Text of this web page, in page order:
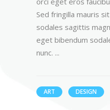
Sed fringilla mauris
sodales sagittis
eget bibendum
nunc.
ART DESIGN